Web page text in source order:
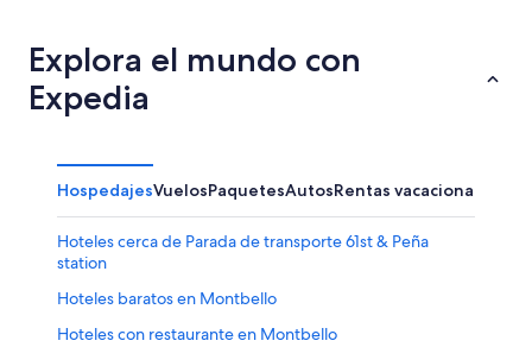
Explora el mundo con
Expedia
HospedajesVuelosPaquetesAutosRentas vacacionales
Hoteles cerca de Parada de transporte 61st & Peña
station
Hoteles baratos en Montbello
Hoteles con restaurante en Montbello